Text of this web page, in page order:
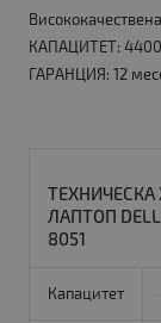
КАПАЦИТЕТ:
ГАРАНЦИЯ: 12
ТЕХНИЧЕСКА
ЛАПТОП DELL
8051
Капацитет